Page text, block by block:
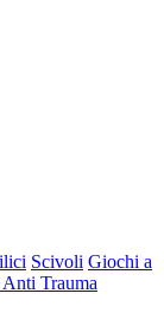
Scivoli Giochi a
Trauma